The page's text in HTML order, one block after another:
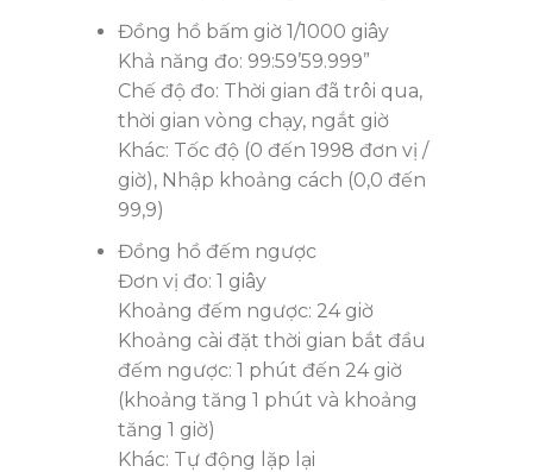
Đồng hồ bấm giờ 1/1000 giây
Khả năng đo: 99:59’59.999”
Chế độ đo: Thời gian đã trôi qua,
thời gian vòng chạy, ngắt giờ
Khác: Tốc độ (0 đến 1998 đơn vị /
giờ), Nhập khoảng cách (0,0 đến
99,9)
Đồng hồ đếm ngược
Đơn vị đo: 1 giây
Khoảng đếm ngược: 24 giờ
Khoảng cài đặt thời gian bắt đầu
đếm ngược: 1 phút đến 24 giờ
(khoảng tăng 1 phút và khoảng
tăng 1 giờ)
Khác: Tự động lặp lại